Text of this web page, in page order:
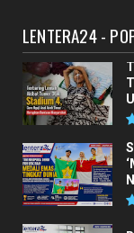
Wabup
LENTERA24 -